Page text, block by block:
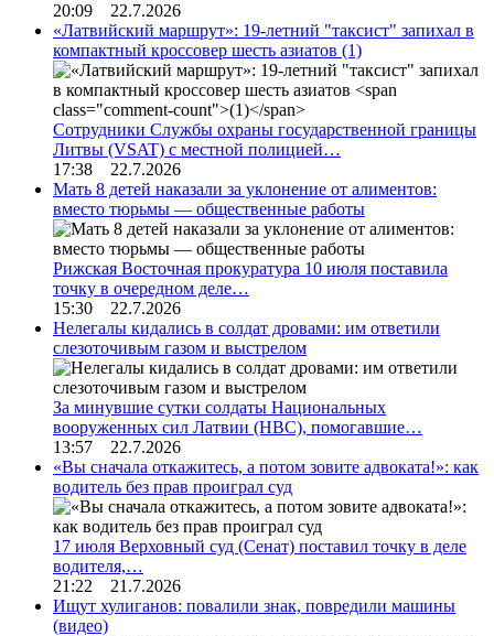
20:09 22.7.2026
«Латвийский маршрут»: 19-летний "таксист" запихал в
компактный кроссовер шесть азиатов (1)
Сотрудники Службы охраны государственной границы
Литвы (VSAT) с местной полицией…
17:38 22.7.2026
Мать 8 детей наказали за уклонение от алиментов:
вместо тюрьмы — общественные работы
Рижская Восточная прокуратура 10 июля поставила
точку в очередном деле…
15:30 22.7.2026
Нелегалы кидались в солдат дровами: им ответили
слезоточивым газом и выстрелом
За минувшие сутки солдаты Национальных
вооруженных сил Латвии (НВС), помогавшие…
13:57 22.7.2026
«Вы сначала откажитесь, а потом зовите адвоката!»: как
водитель без прав проиграл суд
17 июля Верховный суд (Сенат) поставил точку в деле
водителя,…
21:22 21.7.2026
Ищут хулиганов: повалили знак, повредили машины
(видео)